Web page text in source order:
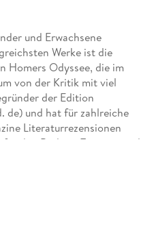
und Erwachsene
Werke ist die
Homers Odyssee, die im
von der Kritik mit viel
der Edition
de) und hat für zahlreiche
Literaturrezensionen
den Berliner Tagesspiegel.